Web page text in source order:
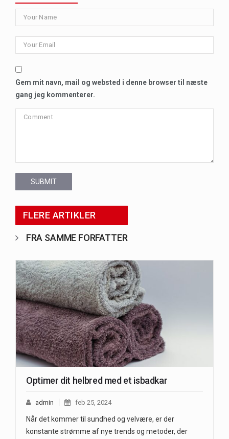
Gem mit navn, mail og websted i denne browser til næste
gang jeg kommenterer.
SUBMIT
FLERE ARTIKLER
FRA SAMME FORFATTER
Optimer dit helbred med et isbadkar
admin feb 25, 2024
Når det kommer til sundhed og velvære, er der
konstante strømme af nye trends og metoder, der